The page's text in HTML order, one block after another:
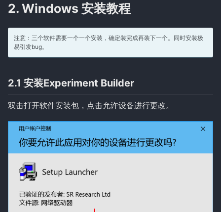
2. Windows 安装教程
注意：三个软件需要一个一个安装，确定装完成再装下一个。同时安装极
易引发bug。
2.1 安装Experiment Builder
双击打开软件安装包，点击允许设备进行更改。